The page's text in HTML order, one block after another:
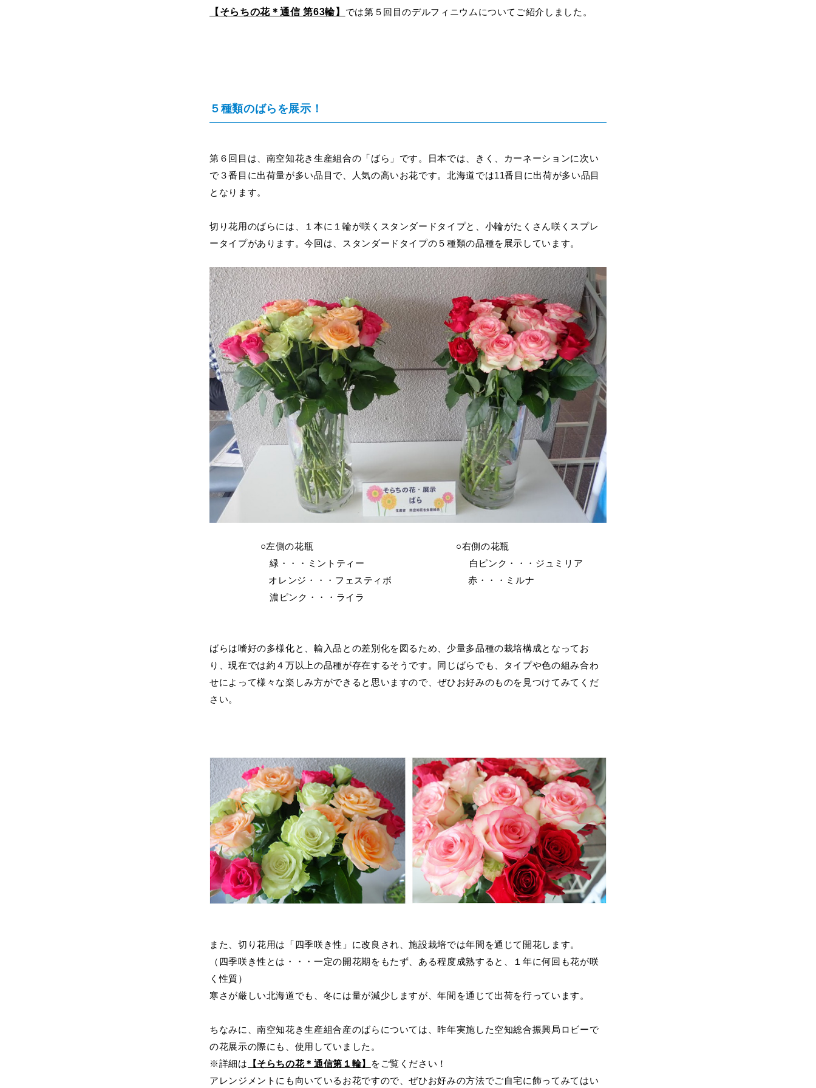
【そらちの花＊通信 第63輪】 では第５回目のデルフィニウムについてご紹介しました。
５種類のばらを展示！
第６回目は、南空知花き生産組合の「ばら」です。日本では、きく、カーネーションに次い
で３番目に出荷量が多い品目で、人気の高いお花です。北海道では11番目に出荷が多い品目
となります。
切り花用のばらには、１本に１輪が咲くスタンダードタイプと、小輪がたくさん咲くスプレ
ータイプがあります。今回は、スタンダードタイプの５種類の品種を展示しています。
○左側の花瓶 ○右側の花瓶
緑・・・ミントティー 白ピンク・・・ジュミリア
オレンジ・・・フェスティボ 赤・・・ミルナ
濃ピンク・・・ライラ
ばらは嗜好の多様化と、輸入品との差別化を図るため、少量多品種の栽培構成となってお
り、現在では約４万以上の品種が存在するそうです。同じばらでも、タイプや色の組み合わ
せによって様々な楽しみ方ができると思いますので、ぜひお好みのものを見つけてみてくだ
さい。
また、切り花用は 「 四季咲き性」に改良され、施設栽培では年間を通じて開花します。
（四季咲き性とは・・・一定の開花期をもたず、ある程度成熟すると、１年に何回も花が咲
く性質）
寒さが厳しい北海道でも、冬には量が減少しますが、年間を通じて出荷を行っています。
ちなみに、南空知花き生産組合産のばらについては、昨年実施した空知総合振興局ロビーで
の花展示の際にも、使用していました。
※詳細は 【そらちの花＊通信第１輪】
をご覧ください！
アレンジメントにも向いているお花ですので、ぜひお好みの方法でご自宅に飾ってみてはい